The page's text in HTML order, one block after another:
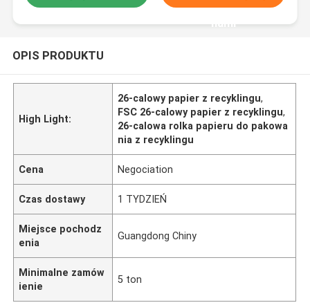
nami
OPIS PRODUKTU
High Light:
26-calowy papier z recyklingu,
FSC 26-calowy papier z recyklingu,
26-calowa rolka papieru do pakowa
nia z recyklingu
Cena Negociation
Czas dostawy 1 TYDZIEŃ
Miejsce pochodz
enia
Guangdong Chiny
Minimalne zamów
ienie
5 ton